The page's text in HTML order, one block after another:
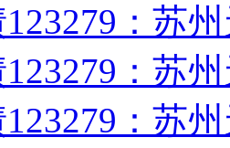
：苏
：苏
：苏